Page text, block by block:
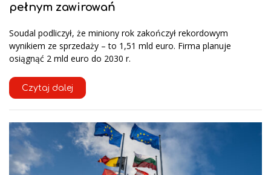
pełnym zawirowań
Soudal podliczył, że miniony rok zakończył rekordowym
wynikiem ze sprzedaży – to 1,51 mld euro. Firma planuje
osiągnąć 2 mld euro do 2030 r.
Czytaj dalej